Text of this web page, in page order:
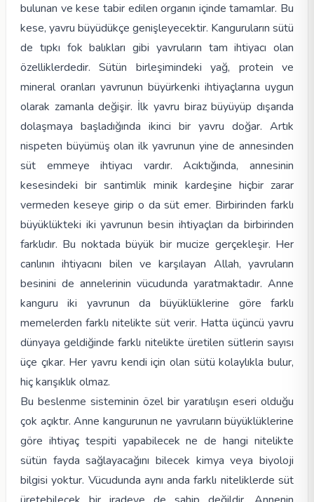
bulunan ve kese tabir edilen organın içinde tamamlar. Bu
kese, yavru büyüdükçe genişleyecektir. Kanguruların sütü
de tıpkı fok balıkları gibi yavruların tam ihtiyacı olan
özelliklerdedir. Sütün birleşimindeki yağ, protein ve
mineral oranları yavrunun büyürkenki ihtiyaçlarına uygun
olarak zamanla değişir. İlk yavru biraz büyüyüp dışarıda
dolaşmaya başladığında ikinci bir yavru doğar. Artık
nispeten büyümüş olan ilk yavrunun yine de annesinden
süt emmeye ihtiyacı vardır. Acıktığında, annesinin
kesesindeki bir santimlik minik kardeşine hiçbir zarar
vermeden keseye girip o da süt emer. Birbirinden farklı
büyüklükteki iki yavrunun besin ihtiyaçları da birbirinden
farklıdır. Bu noktada büyük bir mucize gerçekleşir. Her
canlının ihtiyacını bilen ve karşılayan Allah, yavruların
besinini de annelerinin vücudunda yaratmaktadır. Anne
kanguru iki yavrunun da büyüklüklerine göre farklı
memelerden farklı nitelikte süt verir. Hatta üçüncü yavru
dünyaya geldiğinde farklı nitelikte üretilen sütlerin sayısı
üçe çıkar. Her yavru kendi için olan sütü kolaylıkla bulur,
hiç karışıklık olmaz.
Bu beslenme sisteminin özel bir yaratılışın eseri olduğu
çok açıktır. Anne kangurunun ne yavruların büyüklüklerine
göre ihtiyaç tespiti yapabilecek ne de hangi nitelikte
sütün fayda sağlayacağını bilecek kimya veya biyoloji
bilgisi yoktur. Vücudunda aynı anda farklı niteliklerde süt